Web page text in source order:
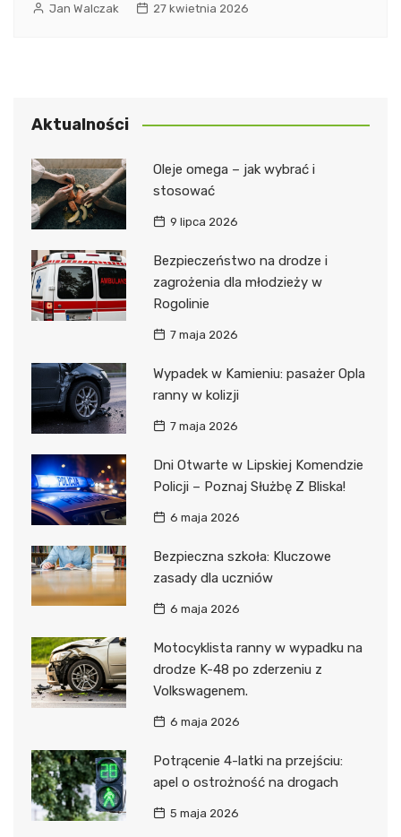
Jan Walczak 27 kwietnia 2026
Aktualności
Oleje omega – jak wybrać i
stosować
9 lipca 2026
Bezpieczeństwo na drodze i
zagrożenia dla młodzieży w
Rogolinie
7 maja 2026
Wypadek w Kamieniu: pasażer Opla
ranny w kolizji
7 maja 2026
Dni Otwarte w Lipskiej Komendzie
Policji – Poznaj Służbę Z Bliska!
6 maja 2026
Bezpieczna szkoła: Kluczowe
zasady dla uczniów
6 maja 2026
Motocyklista ranny w wypadku na
drodze K-48 po zderzeniu z
Volkswagenem.
6 maja 2026
Potrącenie 4-latki na przejściu:
apel o ostrożność na drogach
5 maja 2026